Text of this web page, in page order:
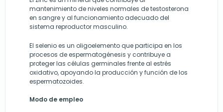
mantenimiento de niveles normales de testosterona
en sangre y al funcionamiento adecuado del
sistema reproductor masculino.
El selenio es un oligoelemento que participa en los
procesos de espermatogénesis y contribuye a
proteger las células germinales frente al estrés
oxidativo, apoyando la producción y función de los
espermatozoides.
Modo de empleo